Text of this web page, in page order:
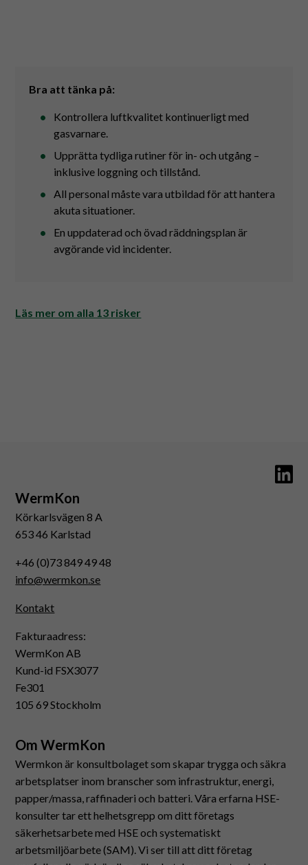
Bra att tänka på:
Kontrollera luftkvalitet kontinuerligt med
gasvarnare.
Upprätta tydliga rutiner för in- och utgång –
inklusive loggning och tillstånd.
All personal måste vara utbildad för att hantera
akuta situationer.
En uppdaterad och övad räddningsplan är
avgörande vid incidenter.
Läs mer om alla 13 risker
WermKon
Körkarlsvägen 8 A
653 46 Karlstad
+46 (0)73 849 49 48
info@wermkon.se
Kontakt
Fakturaadress:
WermKon AB
Kund-id FSX3077
Fe301
105 69 Stockholm
Om WermKon
Wermkon är konsultbolaget som skapar trygga och säkra
arbetsplatser inom branscher som infrastruktur, energi,
papper/massa, raffinaderi och batteri. Våra erfarna HSE-
konsulter tar ett helhetsgrepp om ditt företags
säkerhetsarbete med HSE och systematiskt
arbetsmiljöarbete (SAM). Vi ser till att ditt företag
bort. De
behövs för
att hemsidan
taget ska
fungera.